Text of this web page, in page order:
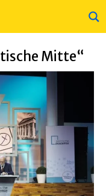
Mitte“